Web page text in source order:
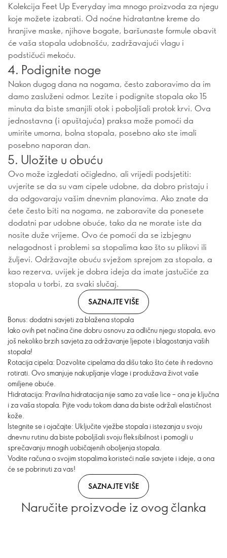
Kolekcija Feet Up Everyday ima mnogo proizvoda za njegu
koje možete izabrati. Od noćne hidratantne kreme do
hranjive maske, njihove bogate, baršunaste formule obavit
će vaša stopala udobnošću, zadržavajući vlagu i
podstičući mekoću.
4. Podignite noge
Nakon dugog dana na nogama, često zaboravimo da im
damo zasluženi odmor. Lezite i podignite stopala oko 15
minuta da biste smanjili otok i poboljšali protok krvi. Ova
jednostavna (i opuštajuća) praksa može pomoći da
umirite umorna, bolna stopala, posebno ako ste imali
posebno naporan dan.
5. Uložite u obuću
Ovo može izgledati očigledno, ali vrijedi podsjetiti:
uvjerite se da su vam cipele udobne, da dobro pristaju i
da odgovaraju vašim dnevnim planovima. Ako znate da
ćete često biti na nogama, ne zaboravite da ponesete
dodatni par udobne obuće, tako da ne morate iste da
nosite duže vrijeme. Ovo će pomoći da se izbjegnu
nelagodnost i problemi sa stopalima kao što su plikovi ili
žuljevi. Održavajte obuću svježom sprejom za stopala, a
kao rezerva, uvijek je dobra ideja da imate jastučiće za
stopala u torbi, za svaki slučaj.
SAZNAJTE VIŠE
Bonus: dodatni savjeti za blažena stopala
Iako ovih pet načina čine dobru osnovu za odličnu njegu stopala, evo
još nekoliko brzih savjeta za održavanje ljepote i blagostanja vaših
stopala!
Rotacija cipela: Dozvolite cipelama da dišu tako što ćete ih redovno
rotirati. Ovo smanjuje nakupljanje vlage i produžava život vaše
omiljene obuće.
Hidratacija: Pravilna hidratacija nije samo za vaše lice – ona je ključna
i za vaša stopala. Pijte vodu tokom dana da biste održali elastičnost
kože.
Istegnite se i ojačajte: Uključite vježbe stopala i istezanja u svoju
dnevnu rutinu da biste poboljšali svoju fleksibilnost i pomogli u
sprečavanju mnogih uobičajenih oboljenja stopala.
Vodite računa o svojim stopalima koristeći naše savjete i ideje, a ona
će se pobrinuti za vas!
SAZNAJTE VIŠE
Naručite proizvode iz ovog članka